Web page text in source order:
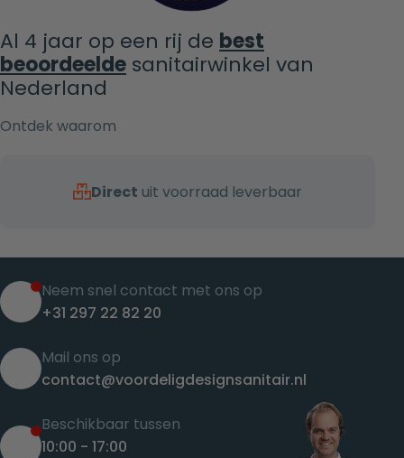
Al 4 jaar op een rij de best
beoordeelde sanitairwinkel van
Nederland
Ontdek waarom
Direct uit voorraad leverbaar
Neem snel contact met ons op
+31 297 22 82 20
Mail ons op
contact@voordeligdesignsanitair.nl
Beschikbaar tussen
10:00 - 17:00